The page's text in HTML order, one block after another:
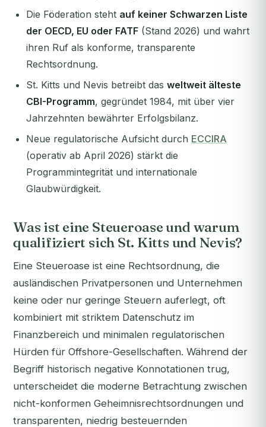
Die Föderation steht auf keiner Schwarzen Liste
der OECD, EU oder FATF (Stand 2026) und wahrt
ihren Ruf als konforme, transparente
Rechtsordnung.
St. Kitts und Nevis betreibt das weltweit älteste
CBI-Programm, gegründet 1984, mit über vier
Jahrzehnten bewährter Erfolgsbilanz.
Neue regulatorische Aufsicht durch ECCIRA
(operativ ab April 2026) stärkt die
Programmintegrität und internationale
Glaubwürdigkeit.
Was ist eine Steueroase und warum
qualifiziert sich St. Kitts und Nevis?
Eine Steueroase ist eine Rechtsordnung, die
ausländischen Privatpersonen und Unternehmen
keine oder nur geringe Steuern auferlegt, oft
kombiniert mit striktem Datenschutz im
Finanzbereich und minimalen regulatorischen
Hürden für Offshore-Gesellschaften. Während der
Begriff historisch negative Konnotationen trug,
unterscheidet die moderne Betrachtung zwischen
nicht-konformen Geheimnisrechtsordnungen und
transparenten, niedrig besteuernden